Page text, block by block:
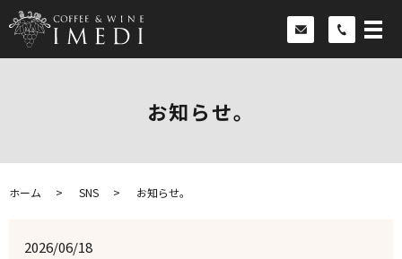
お知らせ。
ホーム SNS お知らせ。
2026/06/18